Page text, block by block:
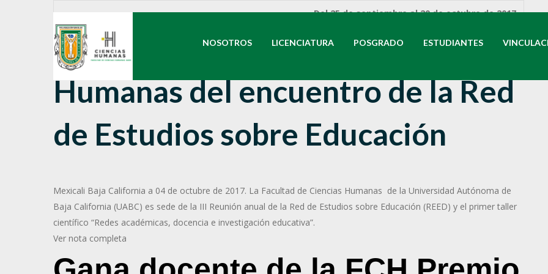
NOSOTROS LICENCIATURA POSGRADO ESTUDIANTES
Del 25 de septiembre al 20 de octubre de 2017.
Es sede la Facultad de Ciencias
Humanas del encuentro de la Red
de Estudios sobre Educación
Mexicali Baja California a 04 de octubre de 2017. La Facultad de Ciencias Humanas de la Universidad Autónoma de
Baja California (UABC) es sede de la III Reunión anual de la Red de Estudios sobre Educación (REED) y el primer taller
científico “Redes académicas, docencia e investigación educativa”.
Ver nota completa